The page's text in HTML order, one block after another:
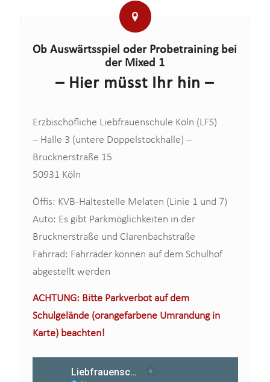
Ob Auswärtsspiel oder Probetraining bei
der Mixed 1
– Hier müsst Ihr hin –
Erzbischöfliche Liebfrauenschule Köln (LFS)
– Halle 3 (untere Doppelstockhalle) –
Brucknerstraße 15
50931 Köln
Öffis: KVB-Haltestelle Melaten (Linie 1 und 7)
Auto: Es gibt Parkmöglichkeiten in der
Brucknerstraße und Clarenbachstraße
Fahrrad: Fahrräder können auf dem Schulhof
abgestellt werden
ACHTUNG: Bitte Parkverbot auf dem
Schulgelände (orangefarbene Umrandung in
Karte) beachten!